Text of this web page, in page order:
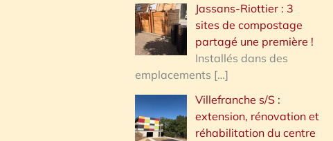
Jassans-Riottier : 3
sites de compostage
partagé une première !
Installés dans des
emplacements […]
Villefranche s/S :
extension, rénovation et
réhabilitation du centre